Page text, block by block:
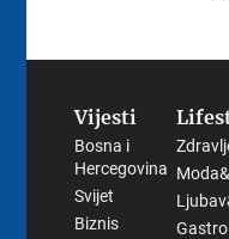
Vijesti
Bosna i
Hercegovina
Svijet
Biznis
Gastro